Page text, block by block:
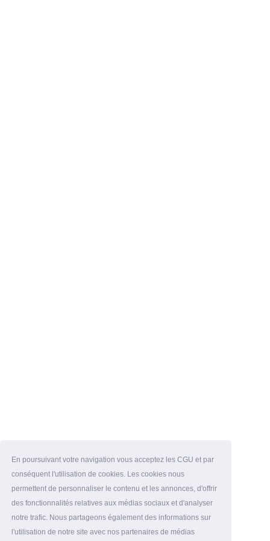
En poursuivant votre navigation vous acceptez les CGU et par
conséquent l'utilisation de cookies. Les cookies nous
permettent de personnaliser le contenu et les annonces, d'offrir
des fonctionnalités relatives aux médias sociaux et d'analyser
notre trafic. Nous partageons également des informations sur
l'utilisation de notre site avec nos partenaires de médias